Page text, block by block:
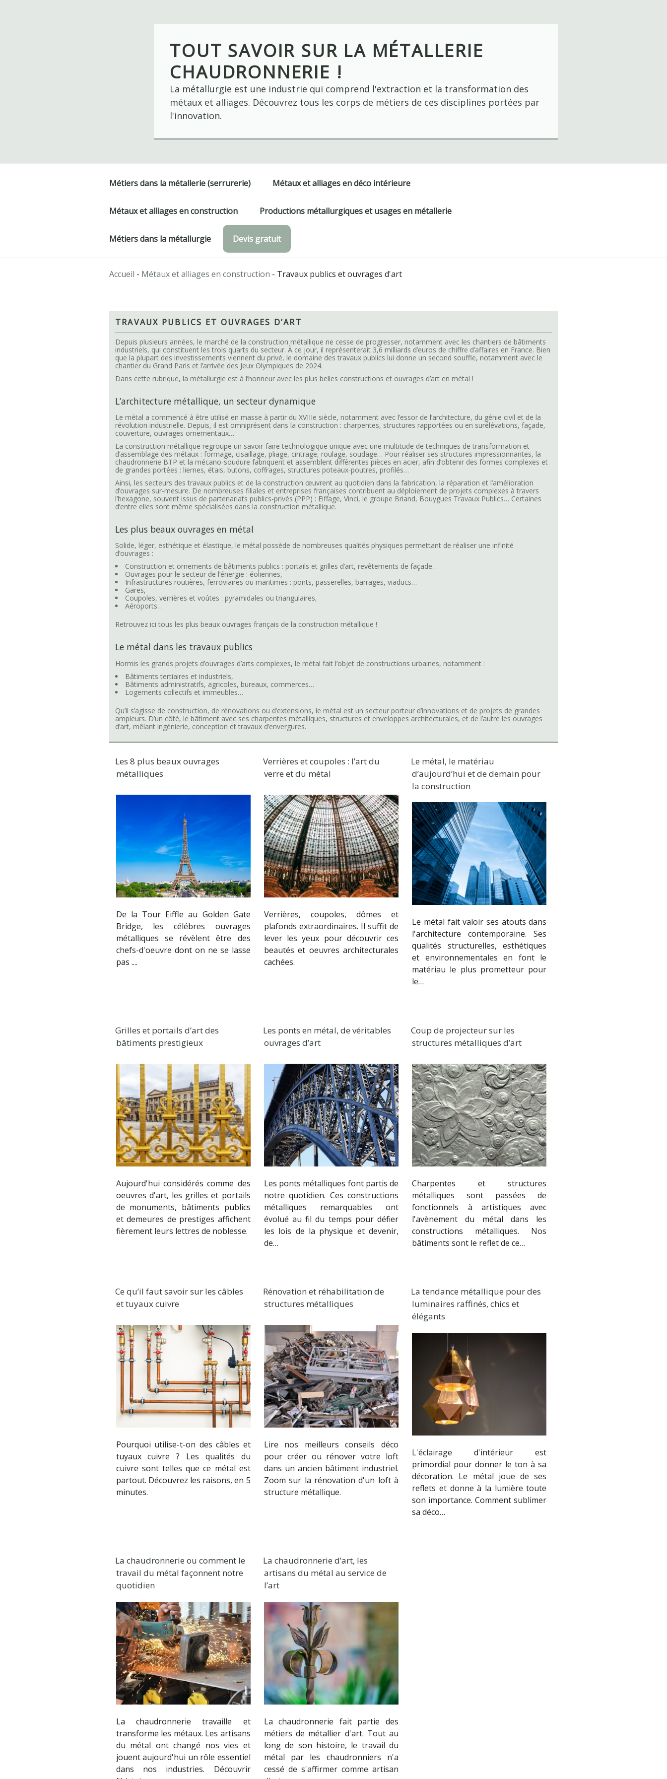
TOUT SAVOIR SUR LA MÉTALLERIE
CHAUDRONNERIE !
La métallurgie est une industrie qui comprend l'extraction et la transformation des
métaux et alliages. Découvrez tous les corps de métiers de ces disciplines portées par
l'innovation.
Métiers dans la métallerie (serrurerie) Métaux et alliages en déco intérieure
Métaux et alliages en construction Productions métallurgiques et usages en métallerie
Métiers dans la métallurgie Devis gratuit
Accueil - Métaux et alliages en construction - Travaux publics et ouvrages d'art
TRAVAUX PUBLICS ET OUVRAGES D’ART
Depuis plusieurs années, le marché de la construction métallique ne cesse de progresser, notamment avec les chantiers de bâtiments
industriels, qui constituent les trois quarts du secteur. À ce jour, il représenterait 3,6 milliards d’euros de chiffre d’affaires en France. Bien
que la plupart des investissements viennent du privé, le domaine des travaux publics lui donne un second souffle, notamment avec le
chantier du Grand Paris et l’arrivée des Jeux Olympiques de 2024.
Dans cette rubrique, la métallurgie est à l’honneur avec les plus belles constructions et ouvrages d’art en métal !
L’architecture métallique, un secteur dynamique
Le métal a commencé à être utilisé en masse à partir du XVIIIe siècle, notamment avec l’essor de l’architecture, du génie civil et de la
révolution industrielle. Depuis, il est omniprésent dans la construction : charpentes, structures rapportées ou en surélévations, façade,
couverture, ouvrages ornementaux…
La construction métallique regroupe un savoir-faire technologique unique avec une multitude de techniques de transformation et
d’assemblage des métaux : formage, cisaillage, pliage, cintrage, roulage, soudage… Pour réaliser ses structures impressionnantes, la
chaudronnerie BTP et la mécano-soudure fabriquent et assemblent différentes pièces en acier, afin d’obtenir des formes complexes et
de grandes portées : liernes, étais, butons, coffrages, structures poteaux-poutres, profilés…
Ainsi, les secteurs des travaux publics et de la construction œuvrent au quotidien dans la fabrication, la réparation et l’amélioration
d’ouvrages sur-mesure. De nombreuses filiales et entreprises françaises contribuent au déploiement de projets complexes à travers
l’hexagone, souvent issus de partenariats publics-privés (PPP) : Eiffage, Vinci, le groupe Briand, Bouygues Travaux Publics… Certaines
d’entre elles sont même spécialisées dans la construction métallique.
Les plus beaux ouvrages en métal
Solide, léger, esthétique et élastique, le métal possède de nombreuses qualités physiques permettant de réaliser une infinité
d’ouvrages :
Construction et ornements de bâtiments publics : portails et grilles d’art, revêtements de façade…
Ouvrages pour le secteur de l’énergie : éoliennes,
Infrastructures routières, ferroviaires ou maritimes : ponts, passerelles, barrages, viaducs…
Gares,
Coupoles, verrières et voûtes : pyramidales ou triangulaires,
Aéroports…
Retrouvez ici tous les plus beaux ouvrages français de la construction métallique !
Le métal dans les travaux publics
Hormis les grands projets d’ouvrages d’arts complexes, le métal fait l’objet de constructions urbaines, notamment :
Bâtiments tertiaires et industriels,
Bâtiments administratifs, agricoles, bureaux, commerces…
Logements collectifs et immeubles…
Qu’il s’agisse de construction, de rénovations ou d’extensions, le métal est un secteur porteur d’innovations et de projets de grandes
ampleurs. D’un côté, le bâtiment avec ses charpentes métalliques, structures et enveloppes architecturales, et de l’autre les ouvrages
d’art, mêlant ingénierie, conception et travaux d’envergures.
Les 8 plus beaux ouvrages
métalliques
De la Tour Eiffle au Golden Gate
Bridge, les célébres ouvrages
métalliques se révèlent être des
chefs-d'oeuvre dont on ne se lasse
pas ....
Verrières et coupoles : l’art du
verre et du métal
Verrières, coupoles, dômes et
plafonds extraordinaires. Il suffit de
lever les yeux pour découvrir ces
beautés et oeuvres architecturales
cachées.
Le métal, le matériau
d’aujourd’hui et de demain pour
la construction
Le métal fait valoir ses atouts dans
l'architecture contemporaine. Ses
qualités structurelles, esthétiques
et environnementales en font le
matériau le plus prometteur pour
le…
Grilles et portails d’art des
bâtiments prestigieux
Aujourd'hui considérés comme des
oeuvres d'art, les grilles et portails
de monuments, bâtiments publics
et demeures de prestiges affichent
fièrement leurs lettres de noblesse.
Les ponts en métal, de véritables
ouvrages d’art
Les ponts métalliques font partis de
notre quotidien. Ces constructions
métalliques remarquables ont
évolué au fil du temps pour défier
les lois de la physique et devenir,
de…
Coup de projecteur sur les
structures métalliques d’art
Charpentes et structures
métalliques sont passées de
fonctionnels à artistiques avec
l'avènement du métal dans les
constructions métalliques. Nos
bâtiments sont le reflet de ce…
Ce qu’il faut savoir sur les câbles
et tuyaux cuivre
Pourquoi utilise-t-on des câbles et
tuyaux cuivre ? Les qualités du
cuivre sont telles que ce métal est
partout. Découvrez les raisons, en 5
minutes.
Rénovation et réhabilitation de
structures métalliques
Lire nos meilleurs conseils déco
pour créer ou rénover votre loft
dans un ancien bâtiment industriel.
Zoom sur la rénovation d'un loft à
structure métallique.
La tendance métallique pour des
luminaires raffinés, chics et
élégants
L'éclairage d'intérieur est
primordial pour donner le ton à sa
décoration. Le métal joue de ses
reflets et donne à la lumière toute
son importance. Comment sublimer
sa déco…
La chaudronnerie ou comment le
travail du métal façonnent notre
quotidien
La chaudronnerie travaille et
transforme les métaux. Les artisans
du métal ont changé nos vies et
jouent aujourd'hui un rôle essentiel
dans nos industries. Découvrir
La chaudronnerie d’art, les
artisans du métal au service de
l’art
La chaudronnerie fait partie des
métiers de métallier d'art. Tout au
long de son histoire, le travail du
métal par les chaudronniers n'a
cessé de s'affirmer comme artisan